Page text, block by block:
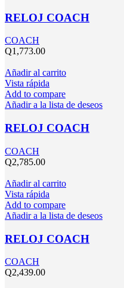
RELOJ COACH
COACH
Q1,773.00
Añadir al carrito
Vista rápida
Add to compare
Añadir a la lista de deseos
RELOJ COACH
COACH
Q2,785.00
Añadir al carrito
Vista rápida
Add to compare
Añadir a la lista de deseos
RELOJ COACH
COACH
Q2,439.00